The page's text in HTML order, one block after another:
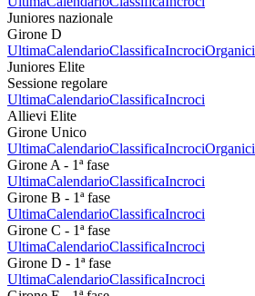
Juniores nazionale
Girone D
UltimaCalendarioClassificaIncrociOrganici
Juniores Elite
Sessione regolare
UltimaCalendarioClassificaIncroci
Allievi Elite
Girone Unico
UltimaCalendarioClassificaIncrociOrganici
Girone A - 1ª fase
UltimaCalendarioClassificaIncroci
Girone B - 1ª fase
UltimaCalendarioClassificaIncroci
Girone C - 1ª fase
UltimaCalendarioClassificaIncroci
Girone D - 1ª fase
UltimaCalendarioClassificaIncroci